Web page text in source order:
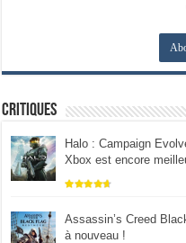
Critiques
Halo : Campaign
Xbox est encore
Assassin’s Creed
à nouveau !